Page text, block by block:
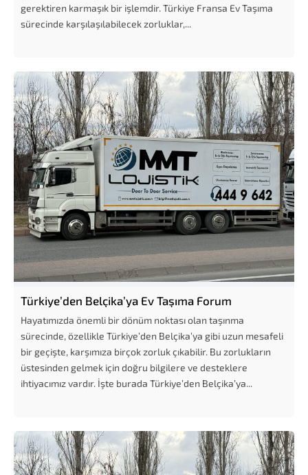
gerektiren karmaşık bir işlemdir. Türkiye Fransa Ev Taşıma
sürecinde karşılaşılabilecek zorluklar,...
Türkiye’den Belçika’ya Ev Taşıma Forum
Hayatımızda önemli bir dönüm noktası olan taşınma
sürecinde, özellikle Türkiye’den Belçika’ya gibi uzun mesafeli
bir geçişte, karşımıza birçok zorluk çıkabilir. Bu zorlukların
üstesinden gelmek için doğru bilgilere ve desteklere
ihtiyacımız vardır. İşte burada Türkiye’den Belçika’ya...